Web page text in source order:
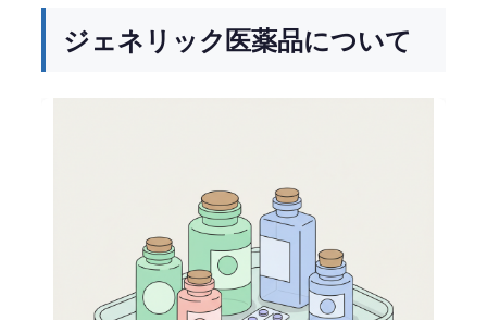
ジェネリック医薬品について